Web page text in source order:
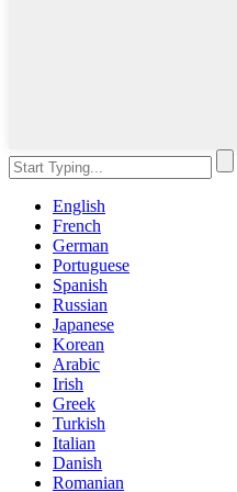
English
French
German
Portuguese
Spanish
Russian
Japanese
Korean
Arabic
Irish
Greek
Turkish
Italian
Danish
Romanian